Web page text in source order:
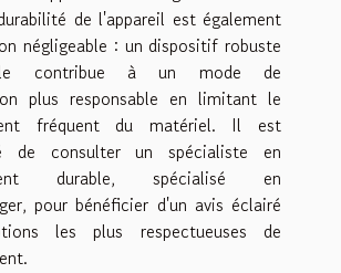
de l'appareil est également
négligeable : un dispositif robuste
contribue à un mode de
plus responsable en limitant le
fréquent du matériel. Il est
de consulter un spécialiste en
durable, spécialisé en
pour bénéficier d'un avis éclairé
les plus respectueuses de